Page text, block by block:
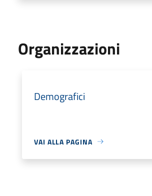
Organizzazioni
Demografici
VAI ALLA PAGINA